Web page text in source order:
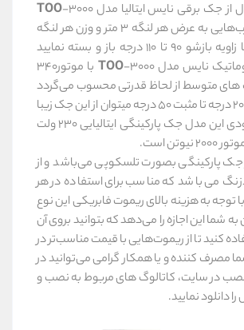
از جک برقی نایس ایتالیا مدل
TOO-3000
شما می‌توانید درب‌هایی به عرض هر لنگه 3 متر و وزن هر لنگه
300 کیلوگرم را با زاویه بازشو 90 تا 110 درجه باز و بسته نمایید
نایس مدل
TOO
-3000 با موتور340
متوسط از لحاظ قدرتی محسوب می‌گردد
که از دمای منفی 20 درجه تا مثبت 50 درجه میتوان از این جک زیبا
بهره برد. ولتاژ ورودی این مدل جک پارکینگی ایتالیایی 230 ولت
است.
پارکینگی بصورت تلسکوپی می‌باشد و از
می باشد که مناسب برای استفاده در هر
توجه به هزینه بالای ریموت فابریکی این نوع
به شما این اجازه را می‌دهد که بتوانید بروی آن
کنید تا از ریموت‌هایی با قیمت مناسب‌تر در
شما مصرف کننده و یا همکار گرامی می‌توانید در
در سایت، کاتالوگ های مربوط به نصب و
دانلود نمایید.